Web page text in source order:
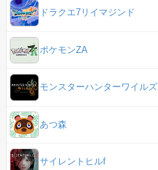
ドラクエ7リイマジンド
ポケモンZA
モンスターハンターワイルズ
あつ森
サイレントヒルf